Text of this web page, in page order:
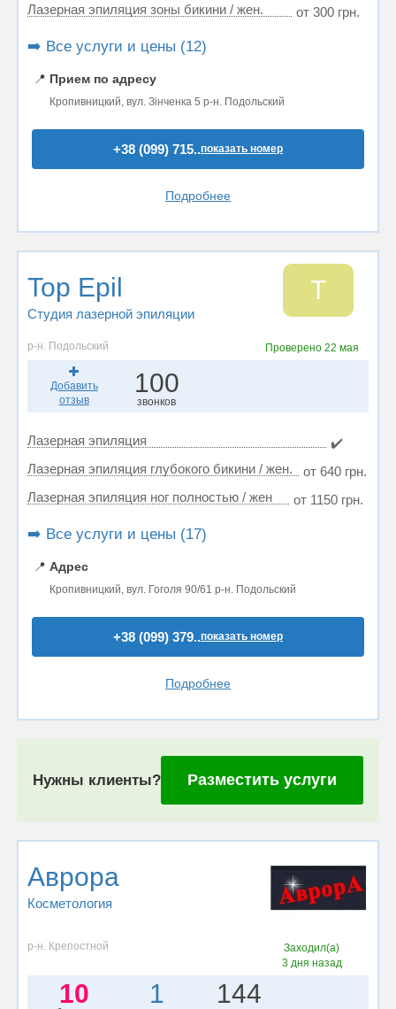
Лазерная эпиляция зоны бикини / жен.
от 300 грн.
➡️ Все услуги и цены (12)
📍 Прием по адресу
Кропивницкий, вул. Зінченка 5 р-н. Подольский
+38 (099) 715..показать номер
Подробнее
Top Epil
Студия лазерной эпиляции
T
р-н. Подольский Проверено 22 мая
Добавить
отзыв
100
звонков
Лазерная эпиляция
✔️
Лазерная эпиляция глубокого бикини / жен.
от 640 грн.
Лазерная эпиляция ног полностью / жен
от 1150 грн.
➡️ Все услуги и цены (17)
📍 Адрес
Кропивницкий, вул. Гоголя 90/61 р-н. Подольский
+38 (099) 379..показать номер
Подробнее
Нужны клиенты? Разместить услуги
Аврора
Косметология
р-н. Крепостной
Заходил(а)
3 дня назад
10 1 144